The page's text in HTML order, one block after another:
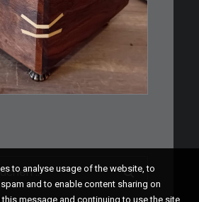
to analyse usage of the website, to
and to enable content sharing on
message and continuing to use the site